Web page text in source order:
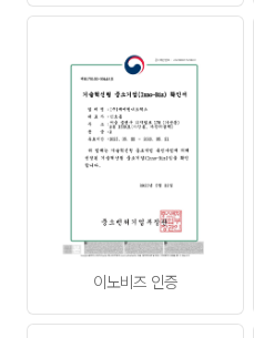
이노비즈 인증
① 회사 서비스의 이용계약은
② 회사는 특별한 사유가 없는
협의하여 지정한 개통예정일
회사는 이용신청고객의 서비
개통하지 못하였을 경우에 즉
개통예정일을 고객에게 서면
합니다.
③회사는 이용신청고객의 장
정상유무를 확인하고 설치확
서비스 개통은 완료됩니다.
제3장 의 무